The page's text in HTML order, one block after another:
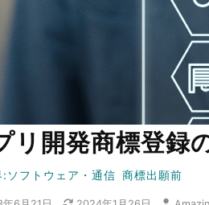
リ開発商標登録
:ソフトウェア・通信 商標出願前